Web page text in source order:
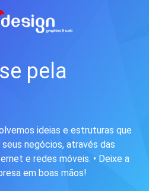
pela
ideias e estruturas que
negócios, através das
e redes móveis. • Deixe a
em boas mãos!